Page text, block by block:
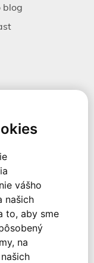
vášho
našich
to, aby sme
na
blog
príležitosti
zmluvné
riešenie
osobných